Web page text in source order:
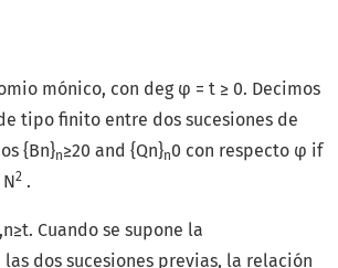
mónico, con deg φ = t ≥ 0. Decimos
tipo finito entre dos sucesiones de
{Bn}n≥20 and {Qn}n0 con respecto φ if
2 .
Cuando se supone la
dos sucesiones previas, la relación